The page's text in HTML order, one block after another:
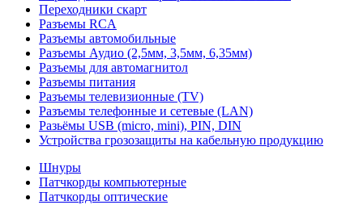
Переходники скарт
Разъемы RCA
Разъемы автомобильные
Разъемы Аудио (2,5мм, 3,5мм, 6,35мм)
Разъемы для автомагнитол
Разъемы питания
Разъемы телевизионные (TV)
Разъемы телефонные и сетевые (LAN)
Разьёмы USB (micro, mini), PIN, DIN
Устройства грозозащиты на кабельную продукцию
Шнуры
Патчкорды компьютерные
Патчкорды оптические